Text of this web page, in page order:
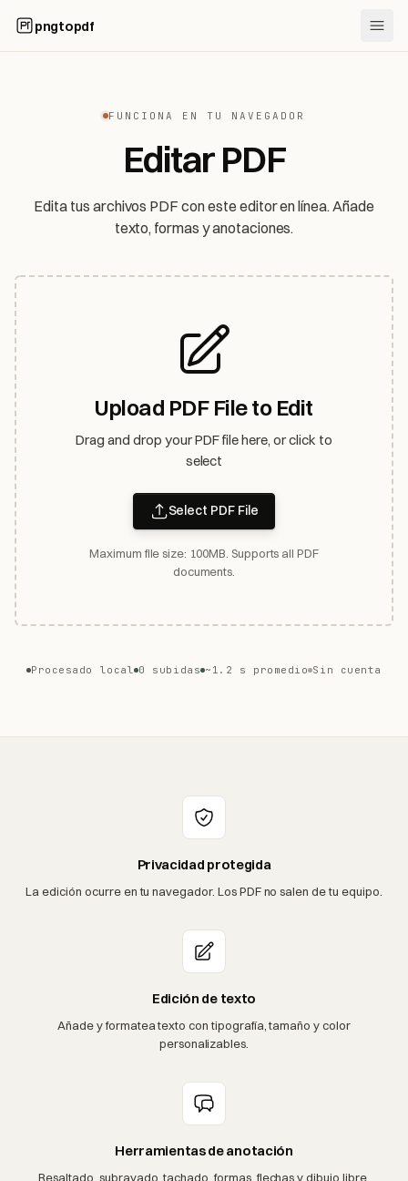
pngtopdf
FUNCIONA EN TU NAVEGADOR
Editar PDF
Edita tus archivos PDF con este editor en línea. Añade
texto, formas y anotaciones.
Upload PDF File to Edit
Drag and drop your PDF file here, or click to
select
Select PDF File
Maximum file size: 100MB. Supports all PDF
documents.
Procesado local 0 subidas ~1.2 s promedio Sin cuenta
Privacidad protegida
La edición ocurre en tu navegador. Los PDF no salen de tu equipo.
Edición de texto
Añade y formatea texto con tipografía, tamaño y color
personalizables.
Herramientas de anotación
Resaltado, subrayado, tachado, formas, flechas y dibujo libre.